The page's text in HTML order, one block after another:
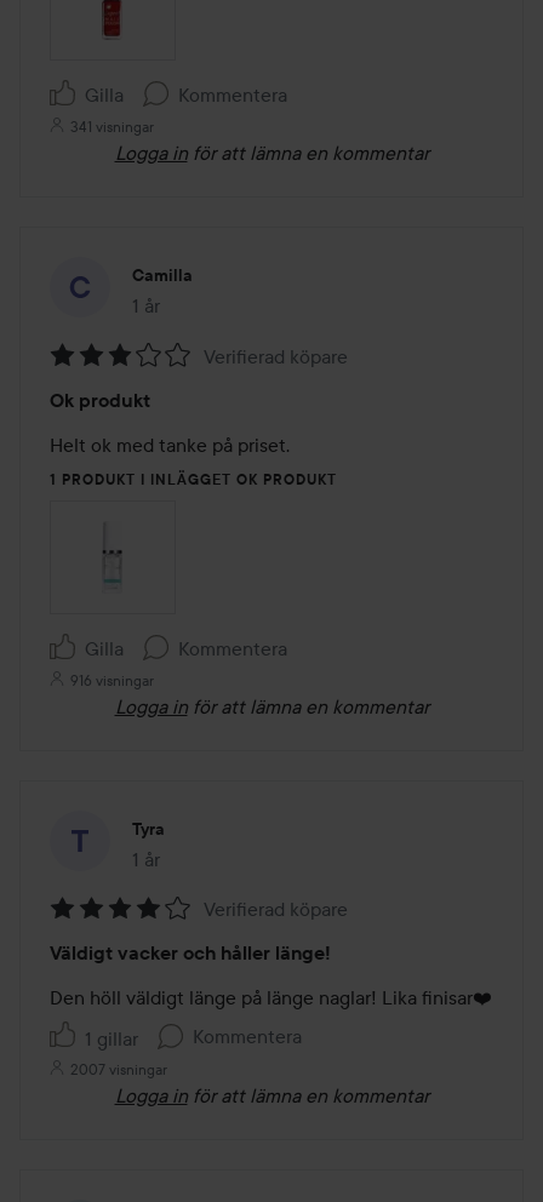
Gilla Kommentera
341 visningar
Logga in för att lämna en kommentar
Camilla
1 år
Inlägget skapades 1 år
3
av
5
Verifierad köpare
Ok produkt
Helt ok med tanke på priset.
1 PRODUKT I INLÄGGET OK PRODUKT
Gilla Kommentera
916 visningar
Logga in för att lämna en kommentar
Tyra
1 år
Inlägget skapades 1 år
4
av
5
Verifierad köpare
Väldigt vacker och håller länge!
Den höll väldigt länge på länge naglar! Lika finisar❤️
1 gillar
Kommentera
2007 visningar
Logga in för att lämna en kommentar